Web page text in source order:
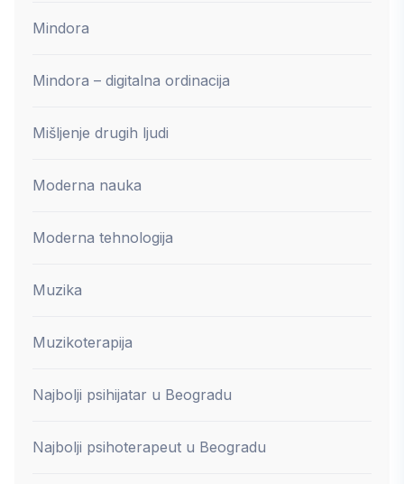
Mindora
Mindora – digitalna ordinacija
Mišljenje drugih ljudi
Moderna nauka
Moderna tehnologija
Muzika
Muzikoterapija
Najbolji psihijatar u Beogradu
Najbolji psihoterapeut u Beogradu